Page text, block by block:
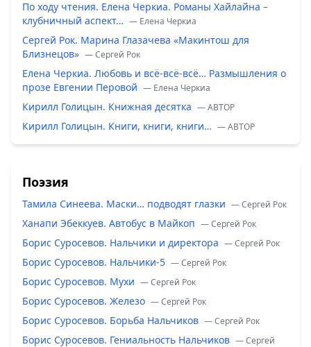
По ходу чтения. Елена Черкиа. Романы Хайлайна –
клубничный аспект… — Елена Черкиа
Сергей Рок. Марина Глазачева «Макинтош для
Близнецов» — Сергей Рок
Елена Черкиа. Любовь и всё-всё-всё… Размышления о
прозе Евгении Перовой — Елена Черкиа
Кирилл Голицын. Книжная десятка — ABTOP
Кирилл Голицын. Книги, книги, книги… — ABTOP
Поэзия
Тамила Синеева. Маски… подводят глазки — Сергей Рок
Ханапи Эбеккуев. Автобус в Майкоп — Сергей Рок
Борис Суросевов. Нальчики и директора — Сергей Рок
Борис Суросевов. Нальчики-5 — Сергей Рок
Борис Суросевов. Мухи — Сергей Рок
Борис Суросевов. Железо — Сергей Рок
Борис Суросевов. Борьба Нальчиков — Сергей Рок
Борис Суросевов. Гениальность Нальчиков — Сергей